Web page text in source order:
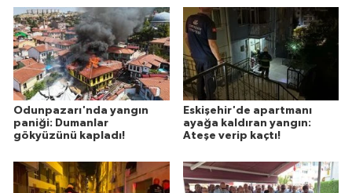
Odunpazarı'nda yangın
paniği: Dumanlar
gökyüzünü kapladı!
Eskişehir'de apartmanı
ayağa kaldıran yangın:
Ateşe verip kaçtı!